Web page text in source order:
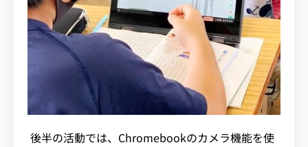
後半の活動では、Chromebookのカメラ機能を使